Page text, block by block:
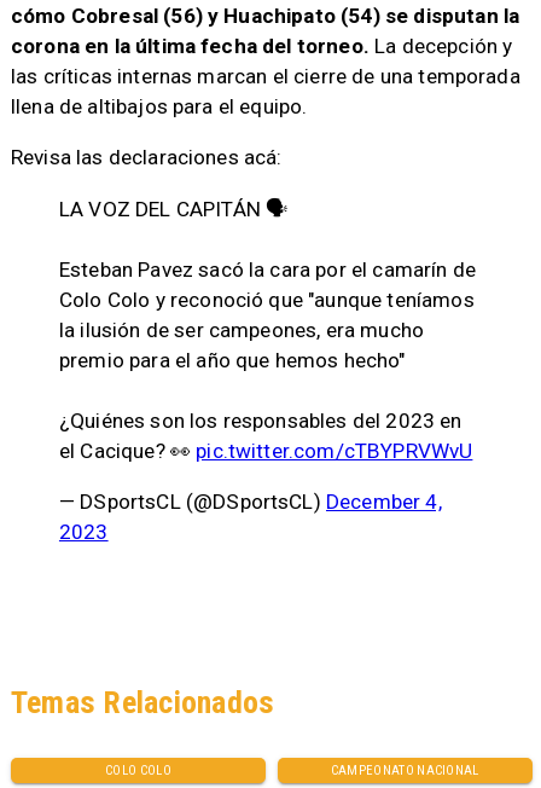
cómo Cobresal (56) y Huachipato (54) se disputan la
corona en la última fecha del torneo. La decepción y
las críticas internas marcan el cierre de una temporada
llena de altibajos para el equipo.
Revisa las declaraciones acá:
LA VOZ DEL CAPITÁN 🗣️
Esteban Pavez sacó la cara por el camarín de
Colo Colo y reconoció que "aunque teníamos
la ilusión de ser campeones, era mucho
premio para el año que hemos hecho"
¿Quiénes son los responsables del 2023 en
el Cacique? 👀 pic.twitter.com/cTBYPRVWvU
— DSportsCL (@DSportsCL) December 4,
2023
COLO COLO CAMPEONATO NACIONAL
Temas Relacionados